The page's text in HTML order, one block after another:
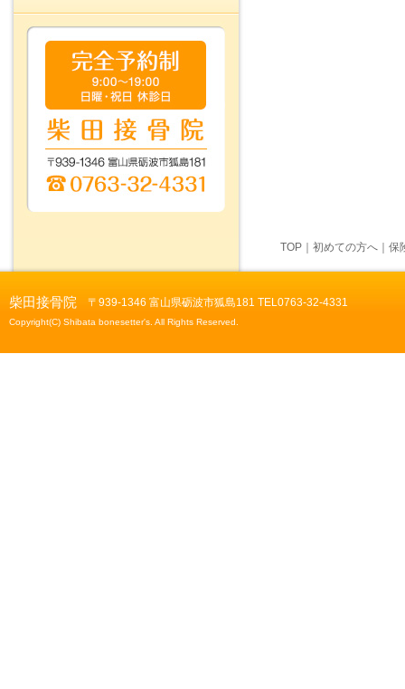
TOP 初めての方へ 保
柴田接骨院 〒939-1346 富山県砺波市狐島181 TEL0763-32-4331
Copyright(C) Shibata bonesetter's. All Rights Reserved.